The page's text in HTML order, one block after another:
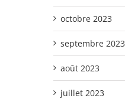
octobre 2023
septembre 2023
août 2023
juillet 2023